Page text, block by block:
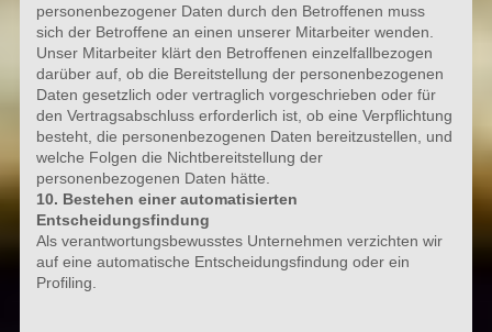
personenbezogener Daten durch den Betroffenen muss
sich der Betroffene an einen unserer Mitarbeiter wenden.
Unser Mitarbeiter klärt den Betroffenen einzelfallbezogen
darüber auf, ob die Bereitstellung der personenbezogenen
Daten gesetzlich oder vertraglich vorgeschrieben oder für
den Vertragsabschluss erforderlich ist, ob eine Verpflichtung
besteht, die personenbezogenen Daten bereitzustellen, und
welche Folgen die Nichtbereitstellung der
personenbezogenen Daten hätte.
10. Bestehen einer automatisierten
Entscheidungsfindung
Als verantwortungsbewusstes Unternehmen verzichten wir
auf eine automatische Entscheidungsfindung oder ein
Profiling.